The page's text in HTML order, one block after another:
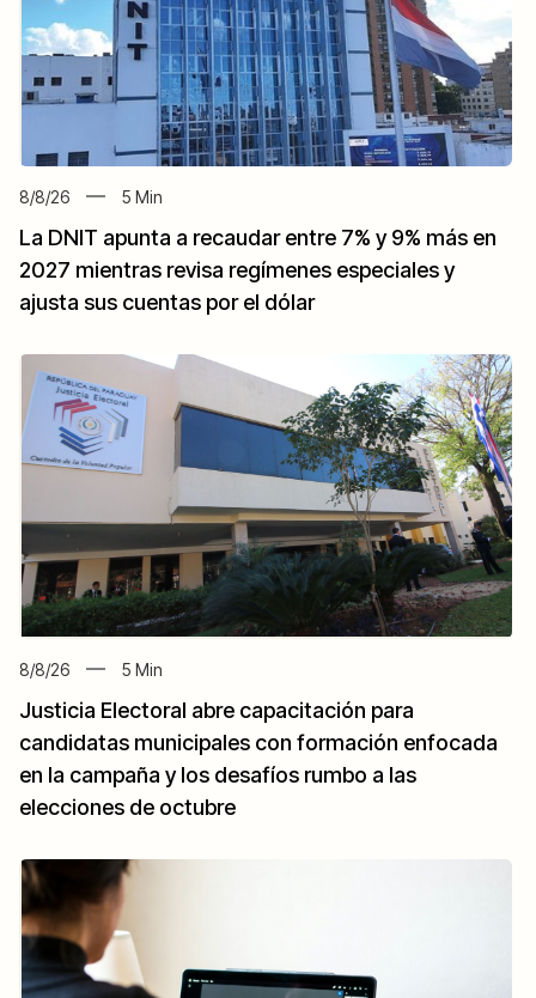
8/8/26 5 Min
La DNIT apunta a recaudar entre 7% y 9% más en
2027 mientras revisa regímenes especiales y
ajusta sus cuentas por el dólar
8/8/26 5 Min
Justicia Electoral abre capacitación para
candidatas municipales con formación enfocada
en la campaña y los desafíos rumbo a las
elecciones de octubre